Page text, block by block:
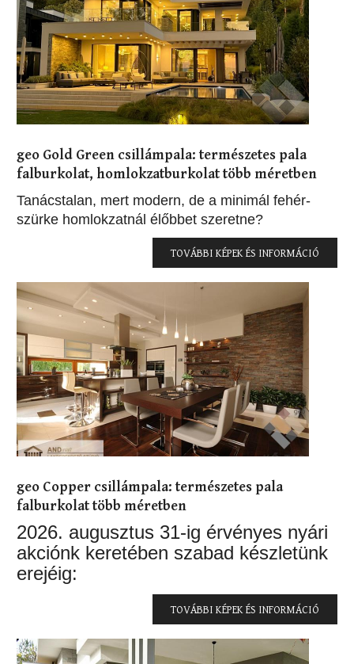
geo Gold Green csillámpala: természetes pala
falburkolat, homlokzatburkolat több méretben
Tanácstalan, mert modern, de a minimál fehér-
szürke homlokzatnál élőbbet szeretne?
TOVÁBBI KÉPEK ÉS INFORMÁCIÓ
geo Copper csillámpala: természetes pala
falburkolat több méretben
2026. augusztus 31-ig érvényes nyári
akciónk keretében szabad készletünk
erejéig:
TOVÁBBI KÉPEK ÉS INFORMÁCIÓ